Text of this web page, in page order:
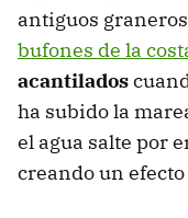
antiguos
bufones de la
acantilados
ha subido la
el agua salte por
creando un